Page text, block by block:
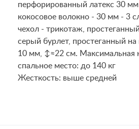
перфорированный латекс 30 мм
кокосовое волокно - 30 мм - 3
чехол - трикотаж,
серый бурлет, простеганный на
10 мм, ↕≈22 см. Максимальная
спальное место: до 140 кг
Жесткость: выше средней